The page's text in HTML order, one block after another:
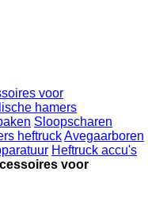
voor
hamers
Sloopscharen
heftruckAvegaarboren
Heftruck accu's
voor